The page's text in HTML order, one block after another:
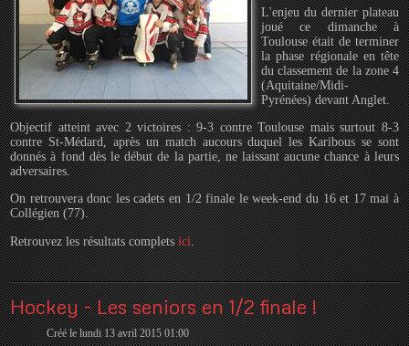
L'enjeu du dernier plateau
joué ce dimanche à
Toulouse était de terminer
la phase régionale en tête
du classement de la zone 4
(Aquitaine/Midi-
Pyrénées) devant Anglet.
Objectif atteint avec 2 victoires : 9-3 contre Toulouse mais surtout 8-3
contre St-Médard, après un match aucours duquel les Karibous se sont
donnés à fond dès le début de la partie, ne laissant aucune chance à leurs
adversaires.
On retrouvera donc les cadets en 1/2 finale le week-end du 16 et 17 mai à
Collégien (77).
Retrouvez les résultats completsici.
Hockey - Les seniors en 1/2 finale !
Créé le lundi 13 avril 2015 01:00